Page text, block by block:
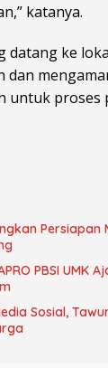
katanya.
datang ke
dan
untuk proses
Persiapan
PBSI UMK
Sosial,